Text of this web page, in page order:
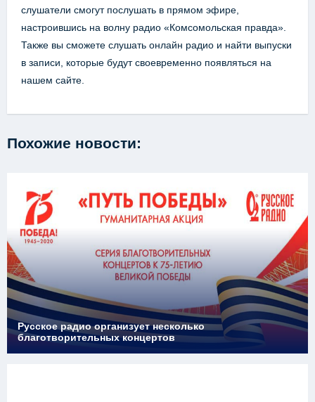
слушатели смогут послушать в прямом эфире,
настроившись на волну радио «Комсомольская правда».
Также вы сможете слушать онлайн радио и найти выпуски
в записи, которые будут своевременно появляться на
нашем сайте.
Похожие новости:
Русское радио организует несколько
благотворительных концертов